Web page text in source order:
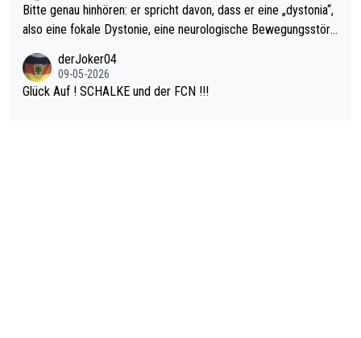
Bitte genau hinhören: er spricht davon, dass er eine „dystonia“,
also eine fokale Dystonie, eine neurologische Bewegungsstöru
erden, im Arm hat. Und, dass Medikamente ihm helfen! Ich glau
be immer noch, dass sehr viele der Dartits-Fälle fälschlich psy
derJoker04
09-05-2026
Glück Auf ! SCHALKE und der FCN !!!